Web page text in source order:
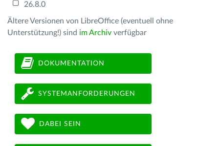
26.8.0
Ältere Versionen von LibreOffice (eventuell ohne
Unterstützung!) sind im Archiv verfügbar
DOKUMENTATION
SYSTEMANFORDERUNGEN
DABEI SEIN